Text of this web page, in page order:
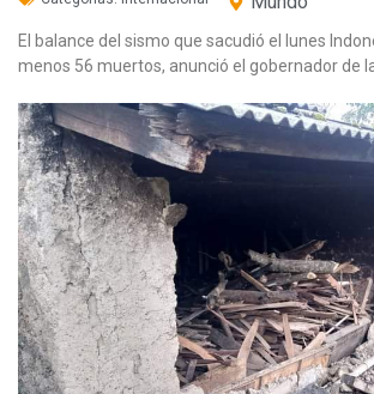
El balance del sismo que sacudió el lunes
menos 56 muertos, anunció el gobernador de